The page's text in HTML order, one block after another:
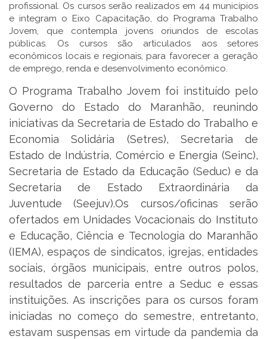
profissional. Os cursos serão realizados em 44 municípios
e integram o Eixo Capacitação, do Programa Trabalho
Jovem, que contempla jovens oriundos de escolas
públicas. Os cursos são articulados aos setores
econômicos locais e regionais, para favorecer a geração
de emprego, renda e desenvolvimento econômico.
O Programa Trabalho Jovem foi instituído pelo
Governo do Estado do Maranhão, reunindo
iniciativas da Secretaria de Estado do Trabalho e
Economia Solidária (Setres), Secretaria de
Estado de Indústria, Comércio e Energia (Seinc),
Secretaria de Estado da Educação (Seduc) e da
Secretaria de Estado Extraordinária da
Juventude (Seejuv).Os cursos/oficinas serão
ofertados em Unidades Vocacionais do Instituto
e Educação, Ciência e Tecnologia do Maranhão
(IEMA), espaços de sindicatos, igrejas, entidades
sociais, órgãos municipais, entre outros polos,
resultados de parceria entre a Seduc e essas
instituições. As inscrições para os cursos foram
iniciadas no começo do semestre, entretanto,
estavam suspensas em virtude da pandemia da